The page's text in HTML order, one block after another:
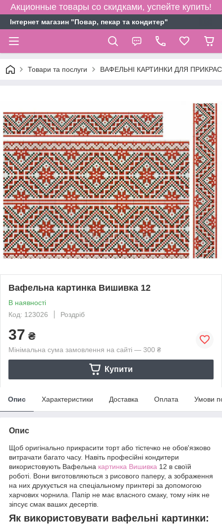
Акционные товары со скидками, успейте купить!
Інтернет магазин "Повар, пекар та кондитер"
Товари та послуги ВАФЕЛЬНІ КАРТИНКИ ДЛЯ
Вафельна картинка Вишивка 12
В наявності
Код: 123026
Роздріб
37 ₴
Мінімальна сума замовлення на сайті — 300 ₴
Купити
Опис Характеристики Доставка Оплата Умови
Опис
Щоб оригінально прикрасити торт або тістечко не обов'язково
витрачати багато часу. Навіть професійні кондитери
використовують Вафельна картинка Вишивка 12 в своїй
роботі. Вони виготовляються з рисового паперу, а зображення
на них друкується на спеціальному принтері за допомогою
харчових чорнила. Папір не має власного смаку, тому ніяк не
зіпсує смак ваших десертів.
Як використовувати вафельні картинки: